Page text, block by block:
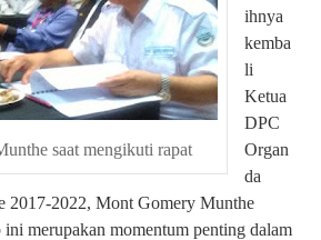
saat mengikuti rapat
ihnya
kemba
li
Ketua
DPC
Organ
da
2017-2022, Mont Gomery Munthe
ini merupakan momentum penting dalam